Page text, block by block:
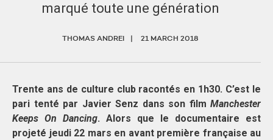
marqué toute une génération
THOMAS ANDREI 21 MARCH 2018
Trente ans de culture club racontés en 1h30. C’est le
pari tenté par Javier Senz dans son film Manchester
Keeps On Dancing. Alors que le documentaire est
projeté jeudi 22 mars en avant première française au